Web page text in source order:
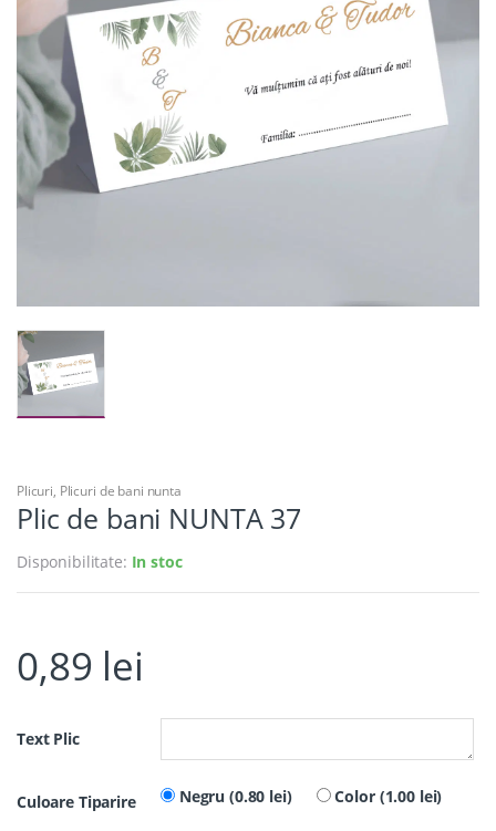
Plicuri, Plicuri de bani nunta
Plic de bani NUNTA 37
Disponibilitate: In stoc
0,89 lei
Text Plic
Culoare Tiparire Negru (0.80 lei) Color (1.00 lei)